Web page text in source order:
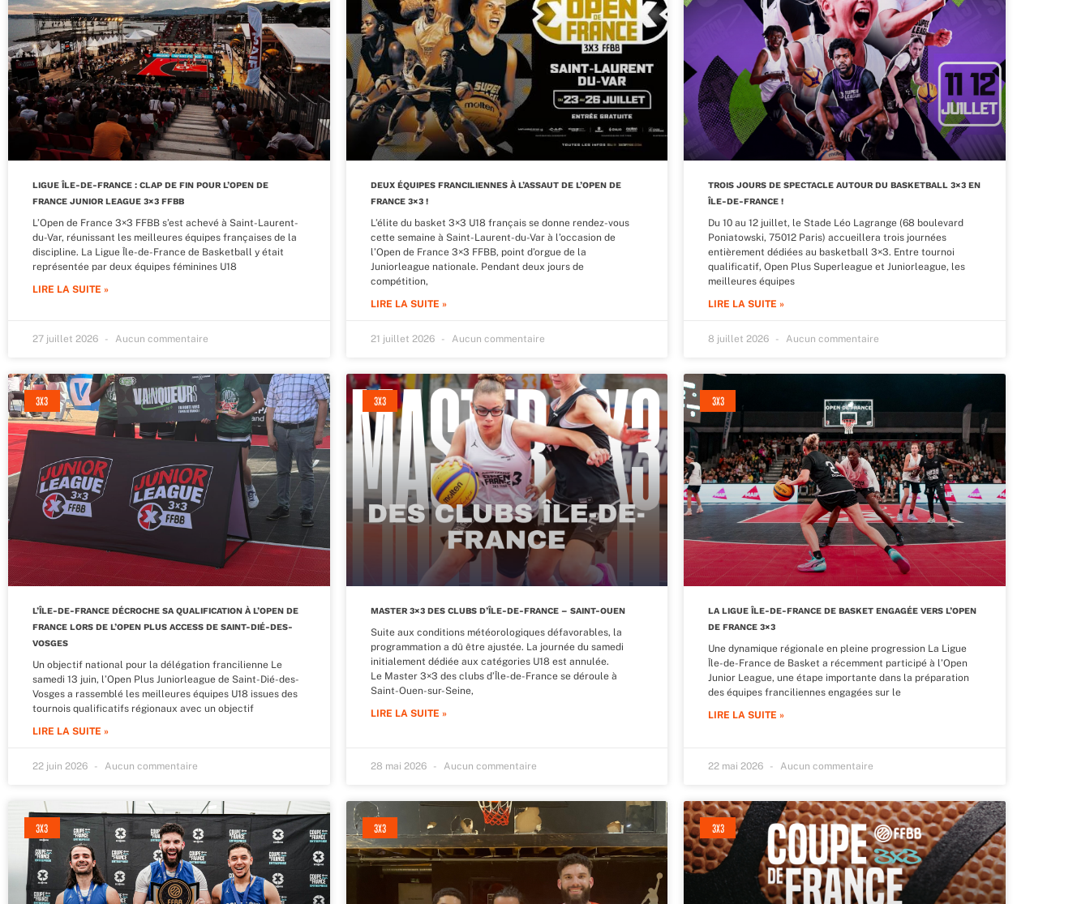
LIGUE ÎLE-DE-FRANCE : CLAP DE FIN POUR L’OPEN DE
FRANCE JUNIOR LEAGUE 3×3 FFBB
L’Open de France 3×3 FFBB s’est achevé à Saint-Laurent-
du-Var, réunissant les meilleures équipes françaises de la
discipline. La Ligue Île-de-France de Basketball y était
représentée par deux équipes féminines U18
LIRE LA SUITE »
27 juillet 2026 Aucun commentaire
DEUX ÉQUIPES FRANCILIENNES À L’ASSAUT DE L’OPEN DE
FRANCE 3×3 !
L’élite du basket 3×3 U18 français se donne rendez-vous
cette semaine à Saint-Laurent-du-Var à l’occasion de
l’Open de France 3×3 FFBB, point d’orgue de la
Juniorleague nationale. Pendant deux jours de
compétition,
LIRE LA SUITE »
21 juillet 2026 Aucun commentaire
TROIS JOURS DE SPECTACLE AUTOUR DU BASKETBALL 3×3 EN
ÎLE-DE-FRANCE !
Du 10 au 12 juillet, le Stade Léo Lagrange (68 boulevard
Poniatowski, 75012 Paris) accueillera trois journées
entièrement dédiées au basketball 3×3. Entre tournoi
qualificatif, Open Plus Superleague et Juniorleague, les
meilleures équipes
LIRE LA SUITE »
8 juillet 2026 Aucun commentaire
3X3
L’ÎLE-DE-FRANCE DÉCROCHE SA QUALIFICATION À L’OPEN DE
FRANCE LORS DE L’OPEN PLUS ACCESS DE SAINT-DIÉ-DES-
VOSGES
Un objectif national pour la délégation francilienne Le
samedi 13 juin, l’Open Plus Juniorleague de Saint-Dié-des-
Vosges a rassemblé les meilleures équipes U18 issues des
tournois qualificatifs régionaux avec un objectif
LIRE LA SUITE »
22 juin 2026 Aucun commentaire
3X3
MASTER 3×3 DES CLUBS D’ÎLE-DE-FRANCE – SAINT-OUEN
Suite aux conditions météorologiques défavorables, la
programmation a dû être ajustée. La journée du samedi
initialement dédiée aux catégories U18 est annulée.
Le Master 3×3 des clubs d’Île-de-France se déroule à
Saint-Ouen-sur-Seine,
LIRE LA SUITE »
28 mai 2026 Aucun commentaire
3X3
LA LIGUE ÎLE-DE-FRANCE DE BASKET ENGAGÉE VERS L’OPEN
DE FRANCE 3×3
Une dynamique régionale en pleine progression La Ligue
Île-de-France de Basket a récemment participé à l’Open
Junior League, une étape importante dans la préparation
des équipes franciliennes engagées sur le
LIRE LA SUITE »
22 mai 2026 Aucun commentaire
3X3 3X3 3X3